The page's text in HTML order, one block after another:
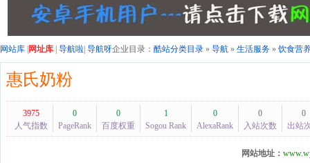
网站库 网址库 导航啦 导航呀企业目录： 酷站分类目录 » 导航 » 生活服务 » 饮食营
惠氏奶粉
3975
人气指数
0
PageRank
0
百度权重
1
Sogou Rank
0
AlexaRank
0
入站次数
0
出站
网站地址：